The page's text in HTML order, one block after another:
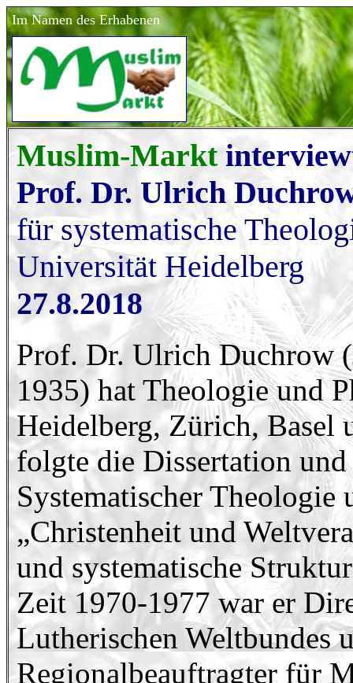
Im Namen des Erhabenen
Muslim-Markt
Prof. Dr. Ulrich
für systematische
Universität Heidelberg
27.8.2018
Prof. Dr. Ulrich Duchrow
1935) hat Theologie und
Heidelberg, Zürich, Basel
folgte die Dissertation
Systematischer
„Christenheit und
und systematische
Zeit 1970-1977 war er
Lutherischen Weltbundes
Regionalbeauftragter für